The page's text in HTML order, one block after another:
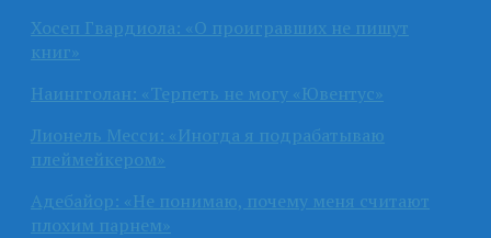
Хосеп Гвардиола: «О проигравших не пишут
книг»
Наингголан: «Терпеть не могу «Ювентус»
Лионель Месси: «Иногда я подрабатываю
плеймейкером»
Адебайор: «Не понимаю, почему меня считают
плохим парнем»